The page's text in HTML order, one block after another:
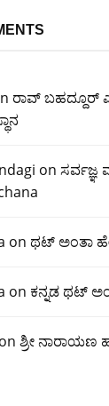
ರಾವ್ ಬಹದ್ದೂರ್
on ಸರ್ವಜ್ಞ
on ಥಟ್ ಅಂತಾ
on ಕನ್ನಡ ಥಟ್
on ಶ್ರೀ ನಾರಾಯಣ